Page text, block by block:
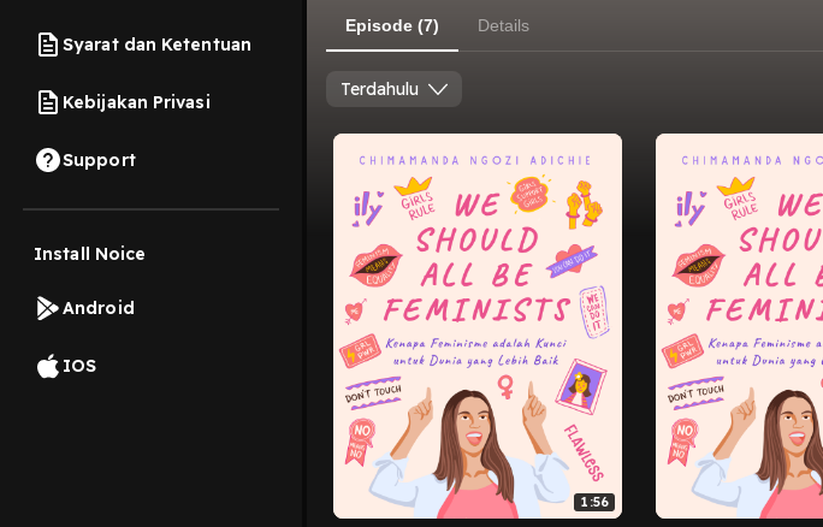
Syarat dan Ketentuan
Kebijakan Privasi
Support
Install Noice
Android
IOS
Episode (7) Details
Terdahulu
1:56